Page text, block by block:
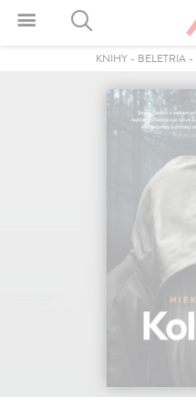
KNIHY - BELETRIA -